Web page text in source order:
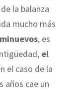
la balanza
mucho más
, es
el
el caso de la
años cae un